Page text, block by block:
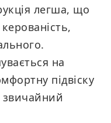
легша, що
на
підвіску
звичайний